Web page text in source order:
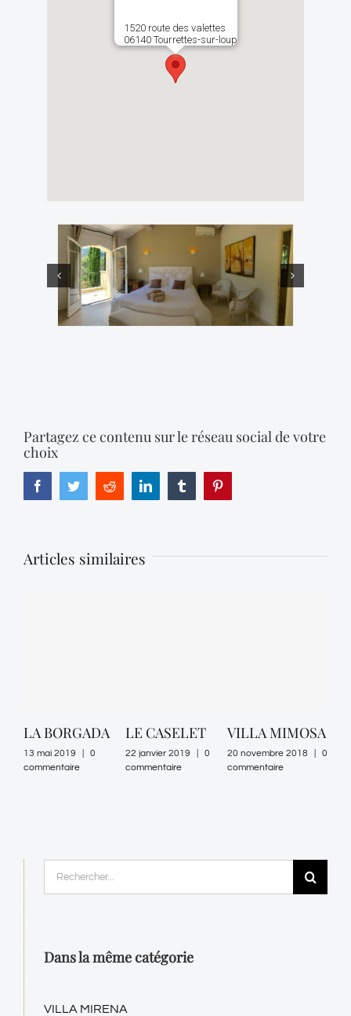
1520 route des valettes
06140 Tourrettes-sur-loup
Partagez ce contenu sur le réseau social de votre
choix
FacebookTwitterReddit LinkedIn Tumblr
Articles similaires
LA BORGADA
13 mai 2019
0
commentaire
LE CASELET
22 janvier 2019
0
commentaire
VILLA MIMOSA
20 novembre 2018
0
commentaire
Dans la même catégorie
VILLA MIRENA